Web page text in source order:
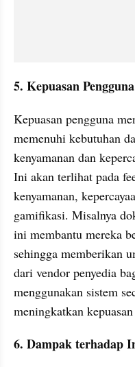
5. Kepuasan Pengguna
Kepuasan pengguna
memenuhi kebutuhan
kenyamanan dan
Ini akan terlihat pada
kenyamanan,
gamifikasi. Misalnya
ini membantu mereka
sehingga memberikan
dari vendor penyedia
menggunakan sistem
meningkatkan
6. Dampak terhadap